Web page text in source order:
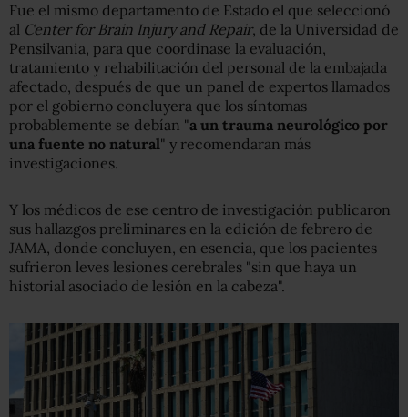
Fue el mismo departamento de Estado el que seleccionó
al Center for Brain Injury and Repair, de la Universidad de
Pensilvania, para que coordinase la evaluación,
tratamiento y rehabilitación del personal de la embajada
afectado, después de que un panel de expertos llamados
por el gobierno concluyera que los síntomas
probablemente se debían "a un trauma neurológico por
una fuente no natural" y recomendaran más
investigaciones.
Y los médicos de ese centro de investigación publicaron
sus hallazgos preliminares en la edición de febrero de
JAMA, donde concluyen, en esencia, que los pacientes
sufrieron leves lesiones cerebrales "sin que haya un
historial asociado de lesión en la cabeza".